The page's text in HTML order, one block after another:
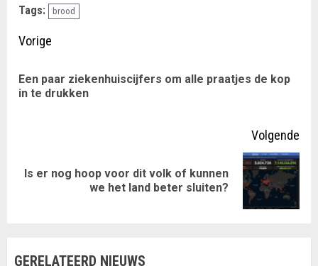
Tags: brood
Doorgaan
lezen
Vorige
Een paar ziekenhuiscijfers om alle praatjes de kop
in te drukken
Volgende
Volgende
Is er nog hoop voor dit volk of kunnen
we het land beter sluiten?
GERELATEERD NIEUWS